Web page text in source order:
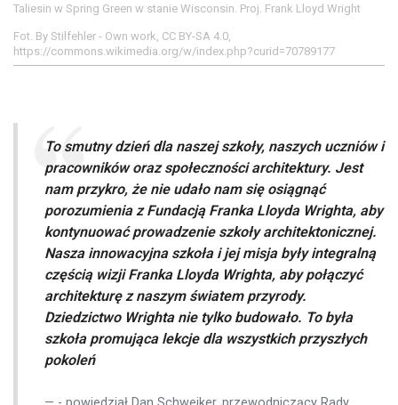
Taliesin w Spring Green w stanie Wisconsin. Proj. Frank Lloyd Wright
Fot. By Stilfehler - Own work, CC BY-SA 4.0,
https://commons.wikimedia.org/w/index.php?curid=70789177
To smutny dzień dla naszej szkoły, naszych uczniów i
pracowników oraz społeczności architektury. Jest
nam przykro, że nie udało nam się osiągnąć
porozumienia z Fundacją Franka Lloyda Wrighta, aby
kontynuować prowadzenie szkoły architektonicznej.
Nasza innowacyjna szkoła i jej misja były integralną
częścią wizji Franka Lloyda Wrighta, aby połączyć
architekturę z naszym światem przyrody.
Dziedzictwo Wrighta nie tylko budowało. To była
szkoła promująca lekcje dla wszystkich przyszłych
pokoleń